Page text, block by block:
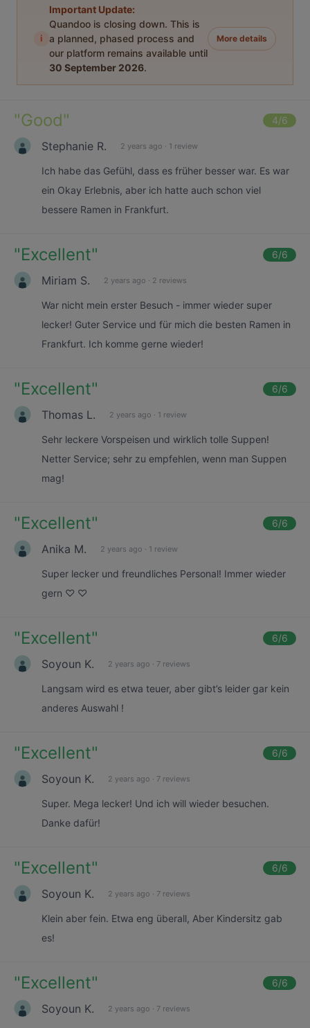
i
Important Update:
Quandoo is closing down. This is
a planned, phased process and
our platform remains available until
30 September 2026.
More details
"Good" 4/6
Stephanie R. 2 years ago · 1 review
Ich habe das Gefühl, dass es früher besser war. Es war
ein Okay Erlebnis, aber ich hatte auch schon viel
bessere Ramen in Frankfurt.
"Excellent" 6/6
Miriam S. 2 years ago · 2 reviews
War nicht mein erster Besuch - immer wieder super
lecker! Guter Service und für mich die besten Ramen in
Frankfurt. Ich komme gerne wieder!
"Excellent" 6/6
Thomas L. 2 years ago · 1 review
Sehr leckere Vorspeisen und wirklich tolle Suppen!
Netter Service; sehr zu empfehlen, wenn man Suppen
mag!
"Excellent" 6/6
Anika M. 2 years ago · 1 review
Super lecker und freundliches Personal! Immer wieder
gern ♡ ♡
"Excellent" 6/6
Soyoun K. 2 years ago · 7 reviews
Langsam wird es etwa teuer, aber gibt’s leider gar kein
anderes Auswahl !
"Excellent" 6/6
Soyoun K. 2 years ago · 7 reviews
Super. Mega lecker! Und ich will wieder besuchen.
Danke dafür!
"Excellent" 6/6
Soyoun K. 2 years ago · 7 reviews
Klein aber fein. Etwa eng überall, Aber Kindersitz gab
es!
"Excellent" 6/6
Soyoun K. 2 years ago · 7 reviews